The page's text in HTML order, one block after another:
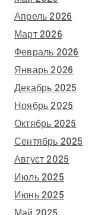
Апрель 2026
Март 2026
Февраль 2026
Январь 2026
Декабрь 2025
Ноябрь 2025
Октябрь 2025
Сентябрь 2025
Август 2025
Июль 2025
Июнь 2025